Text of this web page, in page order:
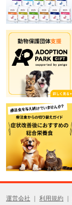
運営会社 利用規約